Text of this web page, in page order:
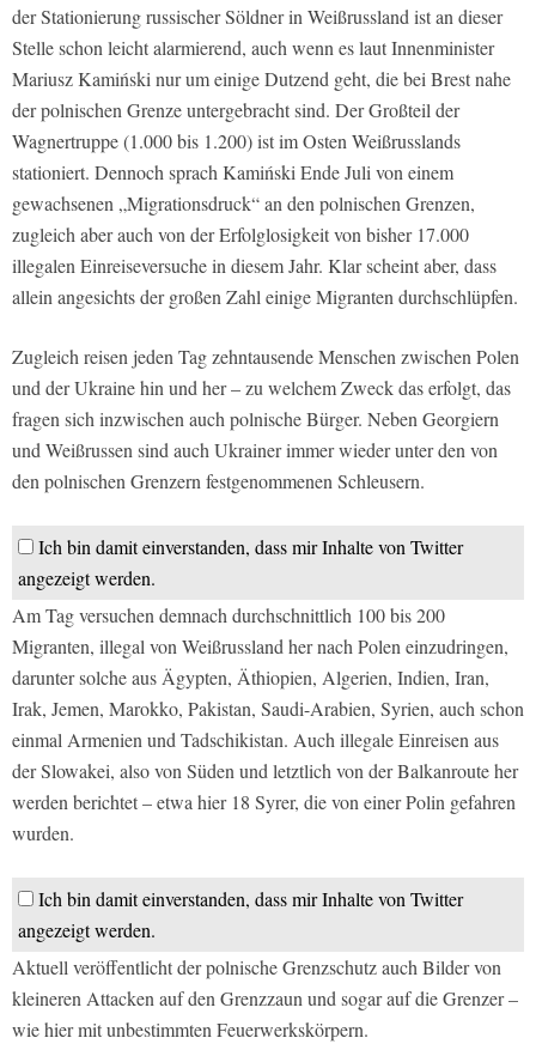
der Stationierung russischer Söldner in Weißrussland ist an dieser
Stelle schon leicht alarmierend, auch wenn es laut Innenminister
Mariusz Kamiński nur um einige Dutzend geht, die bei Brest nahe
der polnischen Grenze untergebracht sind. Der Großteil der
Wagnertruppe (1.000 bis 1.200) ist im Osten Weißrusslands
stationiert. Dennoch sprach Kamiński Ende Juli von einem
gewachsenen „Migrationsdruck“ an den polnischen Grenzen,
zugleich aber auch von der Erfolglosigkeit von bisher 17.000
illegalen Einreiseversuche in diesem Jahr. Klar scheint aber, dass
allein angesichts der großen Zahl einige Migranten durchschlüpfen.
Zugleich reisen jeden Tag zehntausende Menschen zwischen Polen
und der Ukraine hin und her – zu welchem Zweck das erfolgt, das
fragen sich inzwischen auch polnische Bürger. Neben Georgiern
und Weißrussen sind auch Ukrainer immer wieder unter den von
den polnischen Grenzern festgenommenen Schleusern.
Ich bin damit einverstanden, dass mir Inhalte von Twitter
angezeigt werden.
Am Tag versuchen demnach durchschnittlich 100 bis 200
Migranten, illegal von Weißrussland her nach Polen einzudringen,
darunter solche aus Ägypten, Äthiopien, Algerien, Indien, Iran,
Irak, Jemen, Marokko, Pakistan, Saudi-Arabien, Syrien, auch schon
einmal Armenien und Tadschikistan. Auch illegale Einreisen aus
der Slowakei, also von Süden und letztlich von der Balkanroute her
werden berichtet – etwa hier 18 Syrer, die von einer Polin gefahren
wurden.
Ich bin damit einverstanden, dass mir Inhalte von Twitter
angezeigt werden.
Aktuell veröffentlicht der polnische Grenzschutz auch Bilder von
kleineren Attacken auf den Grenzzaun und sogar auf die Grenzer –
wie hier mit unbestimmten Feuerwerkskörpern.